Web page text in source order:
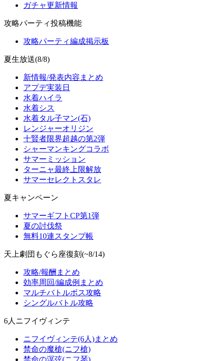
ガチャ更新情報
攻略パーティ投稿機能
攻略パーティ編成掲示板
夏生放送(8/8)
新情報/発表内容まとめ
アプデ実装日
水着ハイラ
水着シス
水着タル子マン(石)
レンジャーオリジン
十賢者限界超越の第2弾
シャーマンキングコラボ
サマーミッション
ターニャ最終上限解放
サマーセレクトスタレ
夏キャンペーン
サマーギフトCP第1弾
夏の討伐祭
無料10連スタンプ帳
天上劇団もぐら座復刻(~8/14)
攻略/報酬まとめ
効率周回/編成例まとめ
マルチバトルボス攻略
シングルバトル攻略
6人ニフイヴィンテ
ニフイヴィンテ(6人)まとめ
禁命の魔槍(ニフ槍)
禁命の溟弦(ニフ琴)